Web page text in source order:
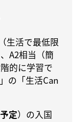
生活で最低限
A2相当（簡
的に学習で
の「生活Can
定）の入国